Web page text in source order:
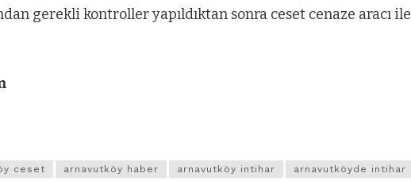
gerekli kontroller yapıldıktan sonra ceset cenaze aracı ile
ceset arnavutköy haber arnavutköy intihar arnavutköyde intihar